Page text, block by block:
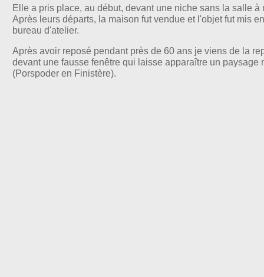
Elle a pris place, au début, devant une niche sans la salle à
Après leurs départs, la maison fut vendue et l'objet fut mis
bureau d'atelier.
Après avoir reposé pendant près de 60 ans je viens de la
devant une fausse fenêtre qui laisse apparaître un paysage
(Porspoder en Finistère).